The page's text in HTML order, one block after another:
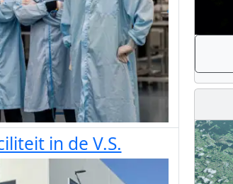
in de V.S.